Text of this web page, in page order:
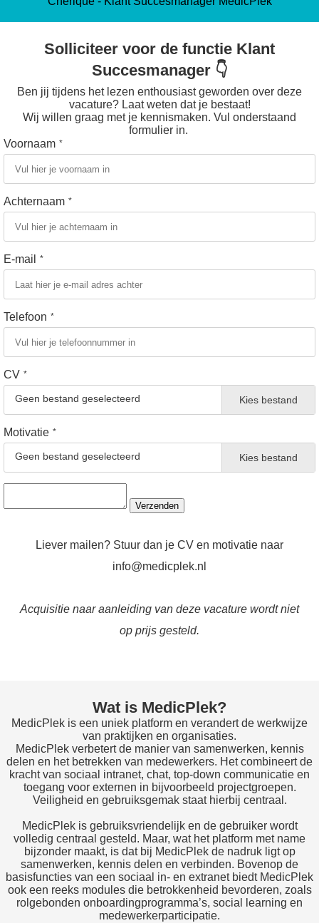
Solliciteer voor de functie Klant
Succesmanager 👇
Ben jij tijdens het lezen enthousiast geworden over deze
vacature? Laat weten dat je bestaat!
Wij willen graag met je kennismaken. Vul onderstaand
formulier in.
Voornaam *
Achternaam *
E-mail *
Telefoon *
CV *
Geen bestand geselecteerd Kies bestand
Motivatie *
Geen bestand geselecteerd Kies bestand
Verzenden
Liever mailen? Stuur dan je CV en motivatie naar
info@medicplek.nl
Acquisitie naar aanleiding van deze vacature wordt niet
op prijs gesteld.
Wat is MedicPlek?
MedicPlek is een uniek platform en verandert de werkwijze
van praktijken en organisaties.
MedicPlek verbetert de manier van samenwerken, kennis
delen en het betrekken van medewerkers. Het combineert de
kracht van sociaal intranet, chat, top-down communicatie en
toegang voor externen in bijvoorbeeld projectgroepen.
Veiligheid en gebruiksgemak staat hierbij centraal.
MedicPlek is gebruiksvriendelijk en de gebruiker wordt
volledig centraal gesteld. Maar, wat het platform met name
bijzonder maakt, is dat bij MedicPlek de nadruk ligt op
samenwerken, kennis delen en verbinden. Bovenop de
basisfuncties van een sociaal in- en extranet biedt MedicPlek
ook een reeks modules die betrokkenheid bevorderen, zoals
rolgebonden onboardingprogramma’s, social learning en
medewerkerparticipatie.